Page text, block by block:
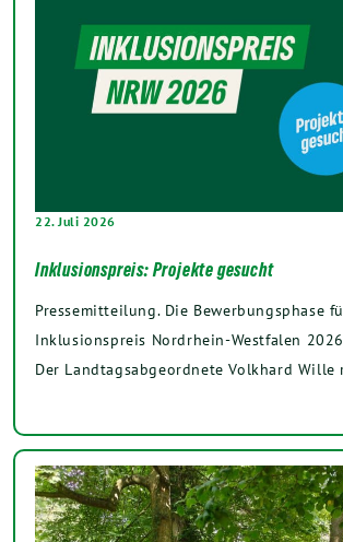
22. Juli 2026
Inklusionspreis: Projekte gesucht
Pressemitteilung. Die Bewerbungsphase
Inklusionspreis Nordrhein-Westfalen
Der Landtagsabgeordnete Volkhard